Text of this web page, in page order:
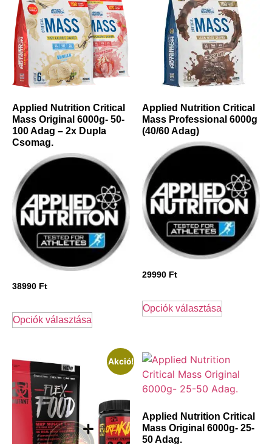
Applied Nutrition Critical
Mass Original 6000g- 50-
100 Adag – 2x Dupla
Csomag.
38990 Ft
Opciók választása
Applied Nutrition Critical
Mass Professional 6000g
(40/60 Adag)
29990 Ft
Opciók választása
Akció!
Applied Nutrition Critical
Mass Original 6000g- 25-
50 Adag.